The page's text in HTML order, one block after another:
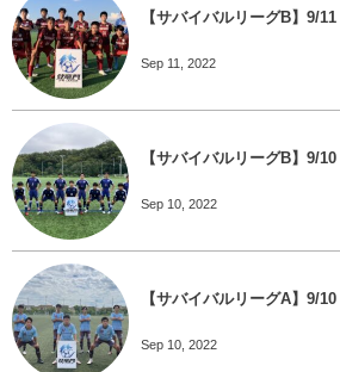
【サバイバルリーグB】9/
Sep 11, 2022
【サバイバルリーグB】9/
Sep 10, 2022
【サバイバルリーグA】9/
Sep 10, 2022